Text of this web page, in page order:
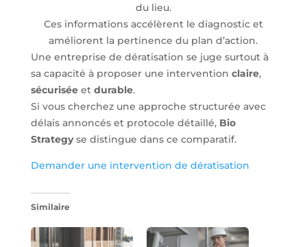
du lieu.
Ces informations accélèrent le diagnostic et
améliorent la pertinence du plan d’action.
Une entreprise de dératisation se juge surtout à
sa capacité à proposer une intervention claire,
sécuriséeet durable.
Si vous cherchez une approche structurée avec
délais annoncés et protocole détaillé, Bio
Strategyse distingue dans ce comparatif.
Demander une intervention de dératisation
Similaire